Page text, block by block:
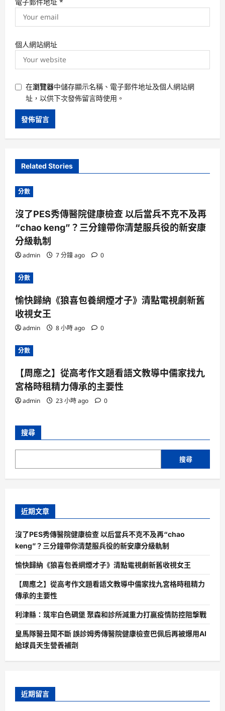
個人網站網址
在瀏覽器中儲存顯示名稱、電子郵件地址及個人網站網
址，以供下次發佈留言時使用。
Related Stories
分數
沒了PES秀傳醫院健康檢查 以后當兵不克不及再
“chao keng”？三分鐘帶你清楚服兵役的新安康
分級軌制
admin 7 分鐘 ago 0
分數
愉快歸納《狼喜包養網煙才子》清點電視劇新舊
收視女王
admin 8 小時 ago 0
分數
【周應之】從高考作文題看語文教導中儒家找九
宮格時租精力傳承的主要性
admin 23 小時 ago 0
搜尋
搜尋
近期文章
沒了PES秀傳醫院健康檢查 以后當兵不克不及再“chao
keng”？三分鐘帶你清楚服兵役的新安康分級軌制
愉快歸納《狼喜包養網煙才子》清點電視劇新舊收視女王
【周應之】從高考作文題看語文教導中儒家找九宮格時租精力
傳承的主要性
利津縣：筑牢白色碉堡 聚森和診所減重力打贏疫情防控阻擊戰
皇馬隊醫丑聞不斷 誤診姆秀傳醫院健康檢查巴佩后再被爆用AI
給球員天生營養補劑
近期留言